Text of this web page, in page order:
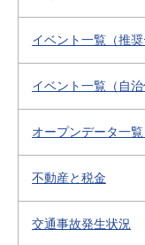
イベント一覧（推奨
イベント一覧（自
オープンデータ一
不動産と税金
交通事故発生状況